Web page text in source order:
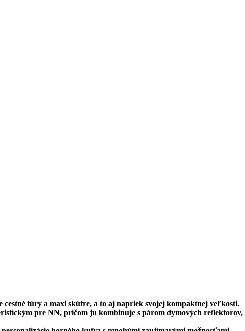
túry a maxi skútre, a to aj napriek svojej kompaktnej veľkosti.
pre NN, pričom ju kombinuje s párom dymových reflektorov,